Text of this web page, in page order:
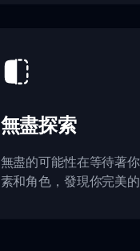
無盡探索
無盡的可能性在等待著
素和角色，發現你完美的